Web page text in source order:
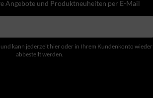
Angebote und Produktneuheiten per E-Mail
kann jederzeit hier oder in Ihrem Kundenkonto wieder
abbestellt werden.